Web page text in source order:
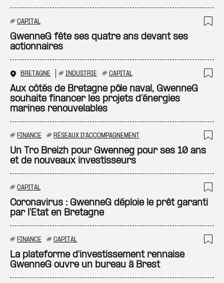
# CAPITAL
GwenneG fête ses quatre ans devant ses
actionnaires
BRETAGNE # INDUSTRIE # CAPITAL
Aux côtés de Bretagne pôle naval, GwenneG
souhaite financer les projets d’énergies
marines renouvelables
# FINANCE # RÉSEAUX D'ACCOMPAGNEMENT
Un Tro Breizh pour Gwenneg pour ses 10 ans
et de nouveaux investisseurs
# CAPITAL
Coronavirus : GwenneG déploie le prêt garanti
par l'Etat en Bretagne
# FINANCE # CAPITAL
La plateforme d'investissement rennaise
GwenneG ouvre un bureau à Brest